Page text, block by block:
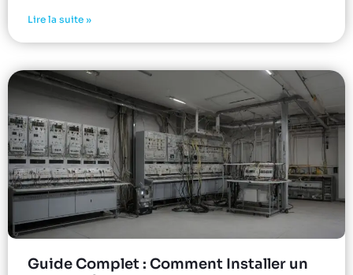
Lire la suite »
Guide Complet : Comment Installer un